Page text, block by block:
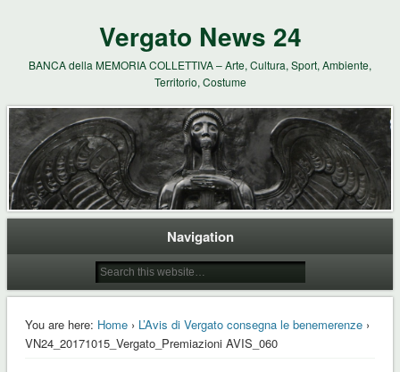
Vergato News 24
BANCA della MEMORIA COLLETTIVA – Arte, Cultura, Sport, Ambiente,
Territorio, Costume
Navigation
You are here: Home› L’Avis di Vergato consegna le benemerenze›
VN24_20171015_Vergato_Premiazioni AVIS_060